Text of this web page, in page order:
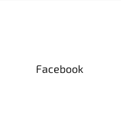
Facebook